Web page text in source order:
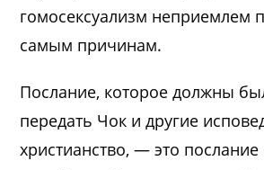
гомосексуализм неприемлем
самым причинам.
Послание, которое должны
передать Чок и другие
христианство, — это